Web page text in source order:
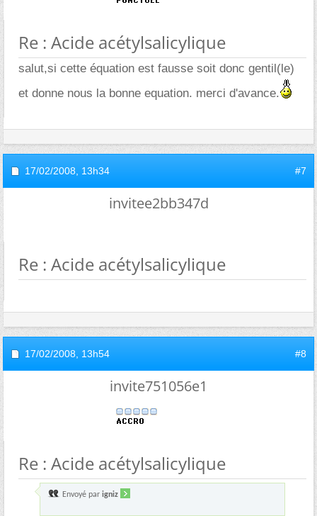
Re : Acide acétylsalicylique
salut,si cette équation est fausse soit donc gentil(le)
et donne nous la bonne equation. merci d'avance.
17/02/2008, 13h34 #7
invitee2bb347d
Re : Acide acétylsalicylique
17/02/2008, 13h54 #8
invite751056e1
Re : Acide acétylsalicylique
Envoyé par igniz